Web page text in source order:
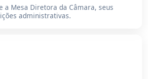
a Mesa Diretora da Câmara, seus
administrativas.